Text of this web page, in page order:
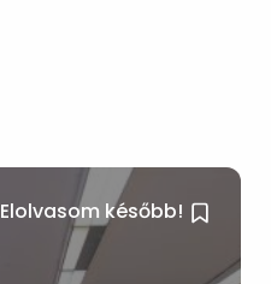
Elolvasom később!